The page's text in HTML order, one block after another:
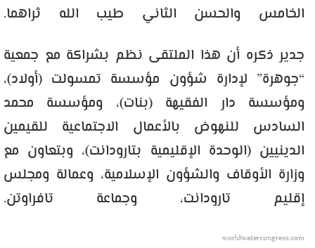
الخامس والحسن الثاني طيب الله ثراهما.
جدير ذكره أن هذا الملتقى نظم بشراكة مع جمعية
“جوهرة” لإدارة شؤون مؤسسة تمسولت (أولاد)،
ومؤسسة دار الفقيهة (بنات)، ومؤسسة محمد
السادس للنهوض بالأعمال الاجتماعية للقيمين
الدينيين (الوحدة الإقليمية بتارودانت)، وبتعاون مع
وزارة الأوقاف والشؤون الإسلامية، وعمالة ومجلس
إقليم تارودانت، وجماعة تافراوتن.
worldwatercongress.com